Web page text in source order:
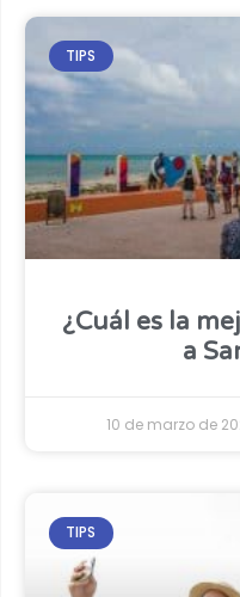
TIPS
¿Cuál es la
a
10 de marzo de
TIPS